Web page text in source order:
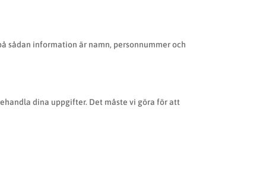
sådan information är namn, personnummer och
dina uppgifter. Det måste vi göra för att